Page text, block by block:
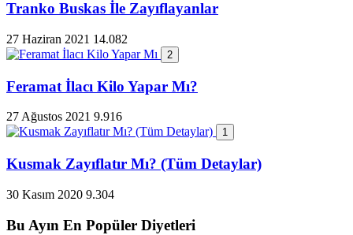
Tranko Buskas İle Zayıflayanlar
27 Haziran 2021 14.082
2
Feramat İlacı Kilo Yapar Mı?
27 Ağustos 2021 9.916
1
Kusmak Zayıflatır Mı? (Tüm Detaylar)
30 Kasım 2020 9.304
Bu Ayın En Popüler Diyetleri